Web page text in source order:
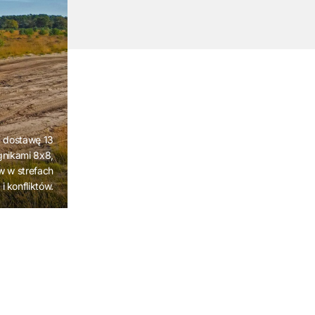
dostawę 13
8x8,
w strefach
konfliktów.